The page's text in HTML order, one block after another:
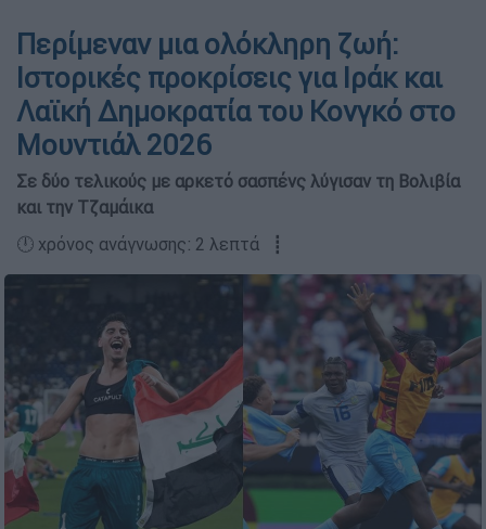
Περίμεναν μια ολόκληρη ζωή:
Ιστορικές προκρίσεις για Ιράκ και
Λαϊκή Δημοκρατία του Κονγκό στο
Μουντιάλ 2026
Σε δύο τελικούς με αρκετό σασπένς λύγισαν τη Βολιβία
και την Τζαμάικα
🕛 χρόνος ανάγνωσης: 2 λεπτά ┋